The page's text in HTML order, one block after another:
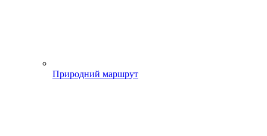
Природний маршрут